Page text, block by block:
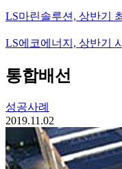
LS마린솔루션, 상반기
LS에코에너지, 상반기
통합배선
성공사례
2019.11.02